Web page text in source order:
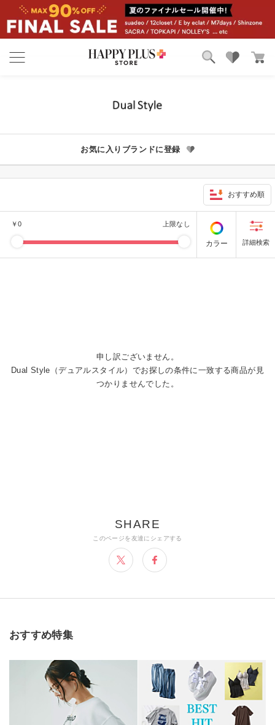
お気に入り
お気に入りブランドに登録
おすすめ順
￥0 上限なし
カラー
申し訳ございません。
Dual Style（デュアルスタイル）でお探しの条件に一致する商品が見
つかりませんでした。
おすすめ特集